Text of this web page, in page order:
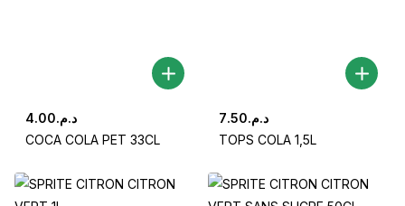
د.م.4.00
COCA COLA PET 33CL
د.م.7.50
TOPS COLA 1,5L